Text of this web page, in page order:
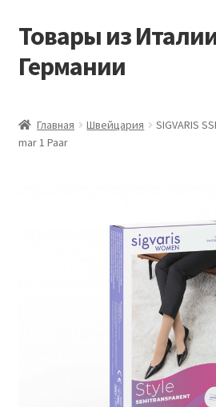
Перейти
навигации
Перейти
содержимому
Товары из
Германии
Виды доставки
Оставить отзыв
Оформление заказа
Главная Швейцария
SIGVARIS
mar 1 Paar